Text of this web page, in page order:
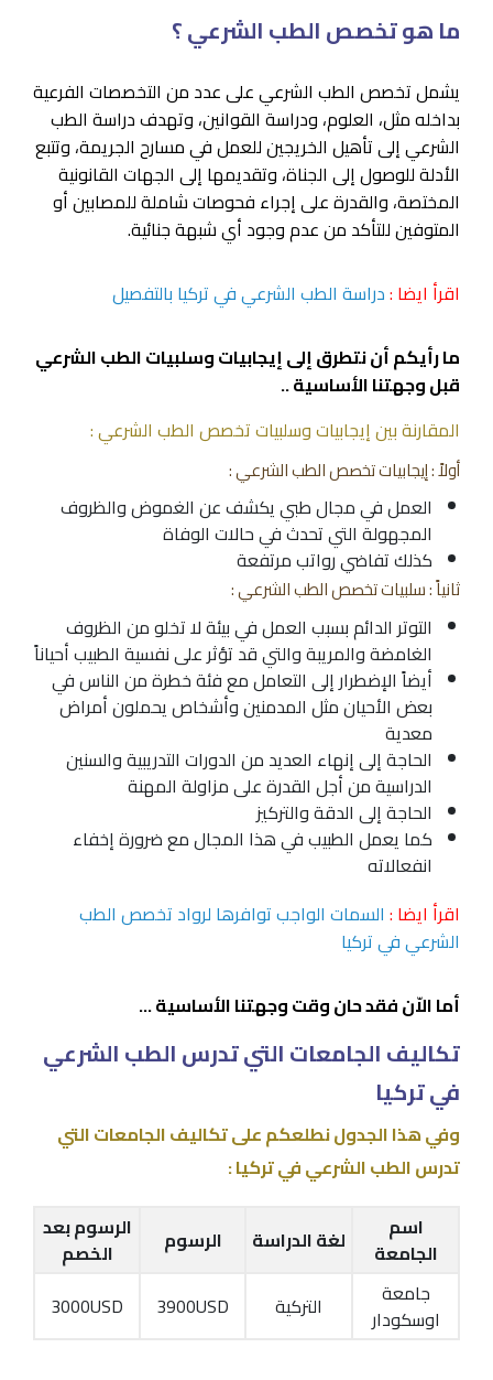
ما هو تخصص الطب الشرعي ؟
يشمل تخصص الطب الشرعي على عدد من التخصصات الفرعية
بداخله مثل، العلوم، ودراسة القوانين، وتهدف دراسة الطب
الشرعي إلى تأهيل الخريجين للعمل في مسارح الجريمة، وتتبع
الأدلة للوصول إلى الجناة، وتقديمها إلى الجهات القانونية
المختصة، والقدرة على إجراء فحوصات شاملة للمصابين أو
المتوفين للتأكد من عدم وجود أي شبهة جنائية.
اقرأ ايضا :دراسة الطب الشرعي في تركيا بالتفصيل
ما رأيكم أن نتطرق إلى إيجابيات وسلبيات الطب الشرعي
قبل وجهتنا الأساسية ..
المقارنة بين إيجابيات وسلبيات تخصص الطب الشرعي :
أولاً : إيجابيات تخصص الطب الشرعي :
العمل في مجال طبي يكشف عن الغموض والظروف
المجهولة التي تحدث في حالات الوفاة
كذلك تفاضي رواتب مرتفعة
ثانياً : سلبيات تخصص الطب الشرعي :
التوتر الدائم بسبب العمل في بيئة لا تخلو من الظروف
الغامضة والمريبة والتي قد تؤثر على نفسية الطبيب أحياناً
أيضاً الإضطرار إلى التعامل مع فئة خطرة من الناس في
بعض الأحيان مثل المدمنين وأشخاص يحملون أمراض
معدية
الحاجة إلى إنهاء العديد من الدورات التدريبية والسنين
الدراسية من أجل القدرة على مزاولة المهنة
الحاجة إلى الدقة والتركيز
كما يعمل الطبيب في هذا المجال مع ضرورة إخفاء
انفعالاته
اقرأ ايضا : السمات الواجب توافرها لرواد تخصص الطب
الشرعي في تركيا
أما الاّن فقد حان وقت وجهتنا الأساسية …
تكاليف الجامعات التي تدرس الطب الشرعي
في تركيا
وفي هذا الجدول نطلعكم على تكاليف الجامعات التي
تدرس الطب الشرعي في تركيا :
اسم
الجامعة
لغة الدراسة الرسوم
الرسوم بعد
الخصم
جامعة
اوسكودار
التركية 3900USD
3000USD